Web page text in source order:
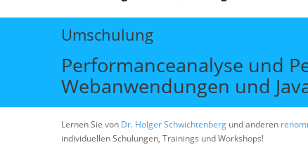
Umschulung
Performanceanalyse und
Webanwendungen und
Lernen Sie von Dr. Holger Schwichtenberg und anderen
individuellen Schulungen, Trainings und Workshops!